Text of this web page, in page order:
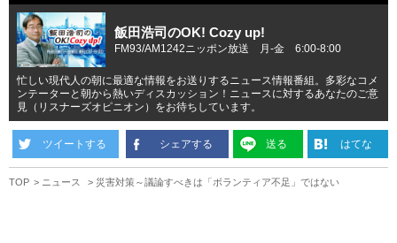
飯田浩司のOK! Cozy up!
FM93/AM1242ニッポン放送 月-金 6:00-8:00
忙しい現代人の朝に最適な情報をお送りするニュース情報番組。多彩なコメ
ンテーターと朝から熱いディスカッション！ニュースに対するあなたのご意
見（リスナーズオピニオン）をお待ちしています。
ツイートする シェアする 送る はてな
TOP ニュース 災害対策～議論すべきは「ボランティア不足」ではない